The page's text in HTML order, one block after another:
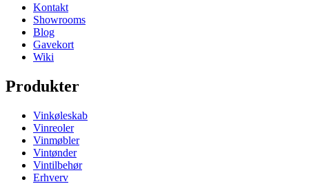
Kontakt
Showrooms
Blog
Gavekort
Wiki
Produkter
Vinkøleskab
Vinreoler
Vinmøbler
Vintønder
Vintilbehør
Erhverv